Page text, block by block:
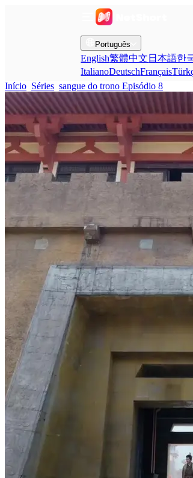
Português
English繁體中文 日本語한
ItalianoDeutschFrançais
Início Séries sangue do trono Episódio 8